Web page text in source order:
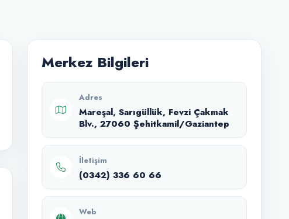
Merkez Bilgileri
Adres
Mareşal, Sarıgüllük, Fevzi Çakmak
Blv., 27060 Şehitkamil/Gaziantep
İletişim
(0342) 336 60 66
Web